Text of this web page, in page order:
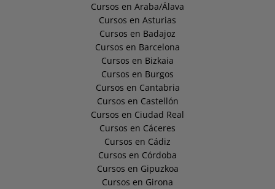
Cursos en Araba/Álava
Cursos en Asturias
Cursos en Badajoz
Cursos en Barcelona
Cursos en Bizkaia
Cursos en Burgos
Cursos en Cantabria
Cursos en Castellón
Cursos en Ciudad Real
Cursos en Cáceres
Cursos en Cádiz
Cursos en Córdoba
Cursos en Gipuzkoa
Cursos en Girona